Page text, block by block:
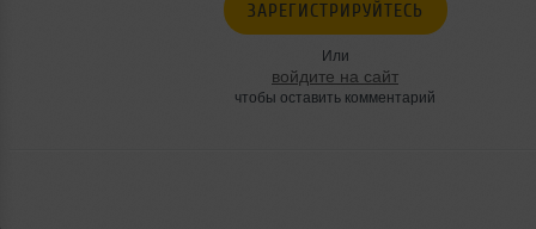
ЗАРЕГИСТРИРУЙТЕСЬ
Или
войдите на сайт
чтобы оставить комментарий